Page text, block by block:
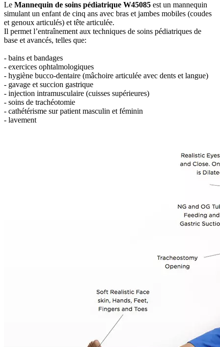
Le Mannequin de soins pédiatrique W45085 est un mannequin
simulant un enfant de cinq ans avec bras et jambes mobiles (coudes
et genoux articulés) et tête articulée.
Il permet l’entraînement aux techniques de soins pédiatriques de
base et avancés, telles que:
- bains et bandages
- exercices ophtalmologiques
- hygiène bucco-dentaire (mâchoire articulée avec dents et langue)
- gavage et succion gastrique
- injection intramusculaire (cuisses supérieures)
- soins de trachéotomie
- cathétérisme sur patient masculin et féminin
- lavement